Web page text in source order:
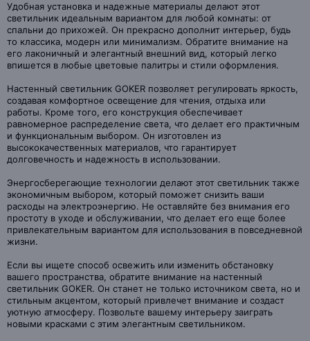
Удобная установка и надежные материалы делают этот
светильник идеальным вариантом для любой комнаты: от
спальни до прихожей. Он прекрасно дополнит интерьер, будь
то классика, модерн или минимализм. Обратите внимание на
его лаконичный и элегантный внешний вид, который легко
впишется в любые цветовые палитры и стили оформления.
Настенный светильник GOKER позволяет регулировать яркость,
создавая комфортное освещение для чтения, отдыха или
работы. Кроме того, его конструкция обеспечивает
равномерное распределение света, что делает его практичным
и функциональным выбором. Он изготовлен из
высококачественных материалов, что гарантирует
долговечность и надежность в использовании.
Энергосберегающие технологии делают этот светильник также
экономичным выбором, который поможет снизить ваши
расходы на электроэнергию. Не оставляйте без внимания его
простоту в уходе и обслуживании, что делает его еще более
привлекательным вариантом для использования в повседневной
жизни.
Если вы ищете способ освежить или изменить обстановку
вашего пространства, обратите внимание на настенный
светильник GOKER. Он станет не только источником света, но и
стильным акцентом, который привлечет внимание и создаст
уютную атмосферу. Позвольте вашему интерьеру заиграть
новыми красками с этим элегантным светильником.